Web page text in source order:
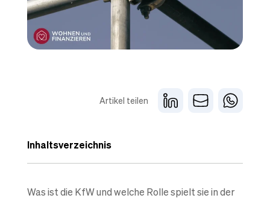
Artikel teilen
Inhaltsverzeichnis
Was ist die KfW und welche Rolle spielt sie in der